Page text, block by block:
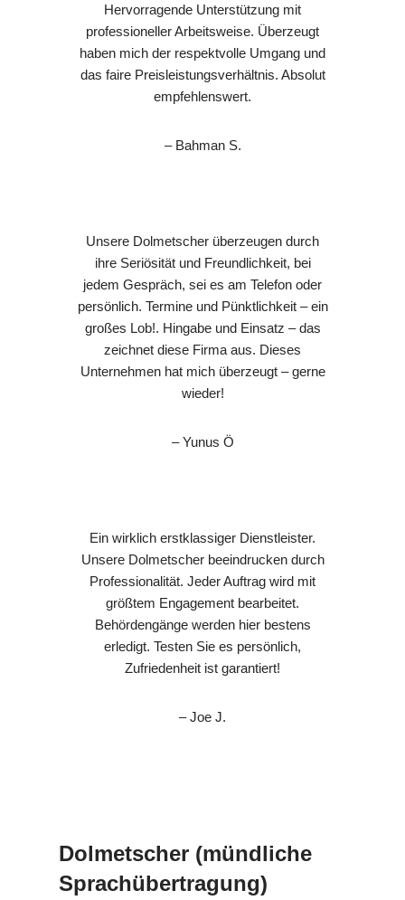
Hervorragende Unterstützung mit
professioneller Arbeitsweise. Überzeugt
haben mich der respektvolle Umgang und
das faire Preisleistungsverhältnis. Absolut
empfehlenswert.
– Bahman S.
Unsere Dolmetscher überzeugen durch
ihre Seriösität und Freundlichkeit, bei
jedem Gespräch, sei es am Telefon oder
persönlich. Termine und Pünktlichkeit – ein
großes Lob!. Hingabe und Einsatz – das
zeichnet diese Firma aus. Dieses
Unternehmen hat mich überzeugt – gerne
wieder!
– Yunus Ö
Ein wirklich erstklassiger Dienstleister.
Unsere Dolmetscher beeindrucken durch
Professionalität. Jeder Auftrag wird mit
größtem Engagement bearbeitet.
Behördengänge werden hier bestens
erledigt. Testen Sie es persönlich,
Zufriedenheit ist garantiert!
– Joe J.
Dolmetscher (mündliche
Sprachübertragung)